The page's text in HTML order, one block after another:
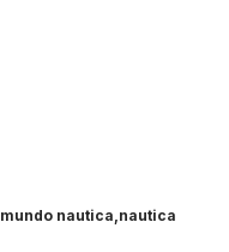
mundo nautica nautica